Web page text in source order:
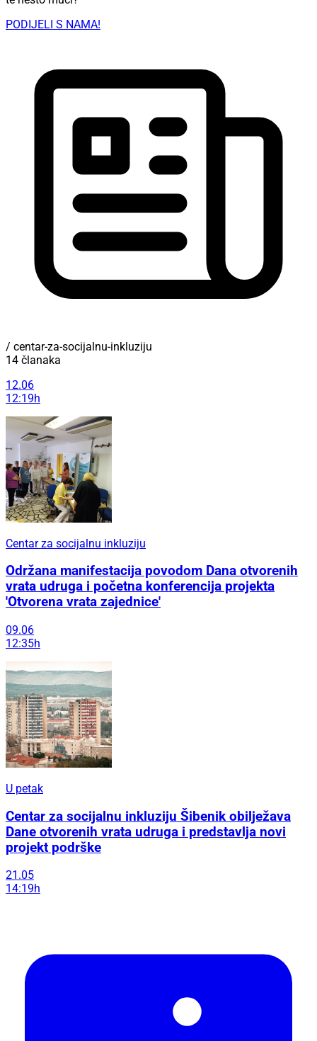
PODIJELI S NAMA!
/ centar-za-socijalnu-inkluziju
14 članaka
12.06
12:19h
Centar za socijalnu inkluziju
Održana manifestacija povodom Dana otvorenih
vrata udruga i početna konferencija projekta
'Otvorena vrata zajednice'
09.06
12:35h
U petak
Centar za socijalnu inkluziju Šibenik obilježava
Dane otvorenih vrata udruga i predstavlja novi
projekt podrške
21.05
14:19h